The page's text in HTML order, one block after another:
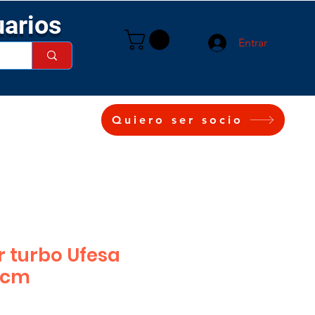
Entrar
Quiero ser socio
turbo Ufesa